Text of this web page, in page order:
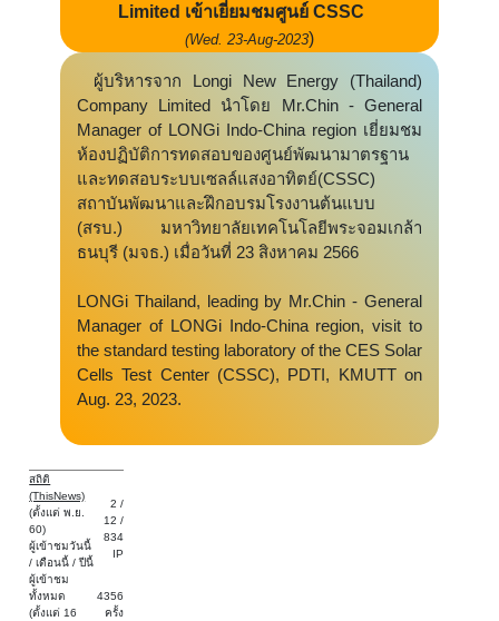
Limited เข้าเยี่ยมชมศูนย์ CSSC
(Wed. 23-Aug-2023)
ผู้บริหารจาก Longi New Energy (Thailand)
Company Limited นำโดย Mr.Chin - General
Manager of LONGi Indo-China region เยี่ยมชม
ห้องปฏิบัติการทดสอบของศูนย์พัฒนามาตรฐาน
และทดสอบระบบเซลล์แสงอาทิตย์(CSSC)
สถาบันพัฒนาและฝึกอบรมโรงงานต้นแบบ
(สรบ.) มหาวิทยาลัยเทคโนโลยีพระจอมเกล้า
ธนบุรี (มจธ.) เมื่อวันที่ 23 สิงหาคม 2566
LONGi Thailand, leading by Mr.Chin - General
Manager of LONGi Indo-China region, visit to
the standard testing laboratory of the CES Solar
Cells Test Center (CSSC), PDTI, KMUTT on
Aug. 23, 2023.
สถิติ
(ThisNews)
(ตั้งแต่ พ.ย.
60)
ผู้เข้าชมวันนี้
/ เดือนนี้ / ปีนี้
2 /
12 /
834
IP
ผู้เข้าชม
ทั้งหมด
(ตั้งแต่ 16
4356
ครั้ง